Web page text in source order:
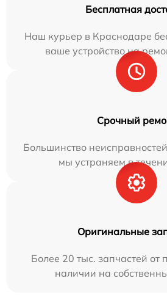
Бесплатная
Наш курьер в Краснодаре
ваше устройство на
Срочный
Большинство
мы устраняем в
Оригинальные
Более 20 тыс. запчастей от
наличии на